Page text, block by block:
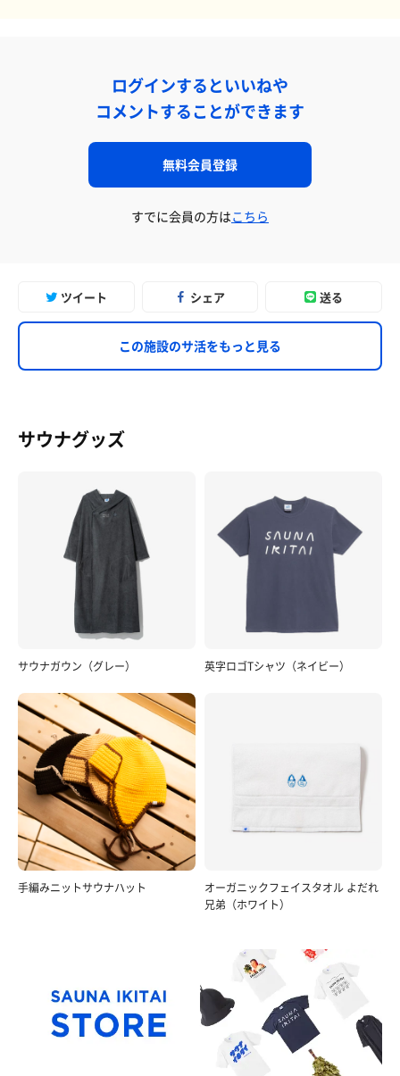
ログインするといいねや
コメントすることができます
無料会員登録
すでに会員の方はこちら
ツイート シェア 送る
この施設のサ活をもっと見る
サウナグッズ
サウナガウン（グレー） 英字ロゴTシャツ（ネイビー）
手編みニットサウナハット
オーガニックフェイスタオル よだれ
兄弟（ホワイト）